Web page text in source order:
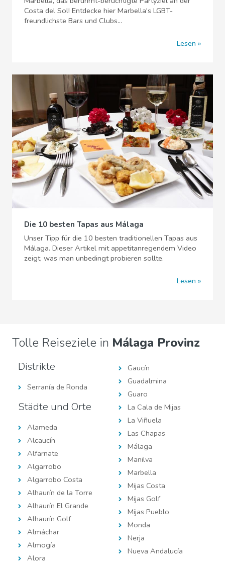
Costa del Sol! Entdecke hier Marbella's LGBT-
freundlichste Bars und Clubs...
Lesen
Die 10 besten Tapas aus Málaga
Unser Tipp für die 10 besten traditionellen Tapas aus
Málaga. Dieser Artikel mit appetitanregendem Video
zeigt, was man unbedingt probieren sollte.
Lesen
Tolle Reiseziele in Málaga Provinz
Distrikte
Serranía de Ronda
Städte und Orte
Alameda
Alcaucín
Alfarnate
Algarrobo
Algarrobo Costa
Alhaurín de la Torre
Alhaurín El Grande
Alhaurín Golf
Almáchar
Almogía
Alora
Gaucín
Guadalmina
Guaro
La Cala de Mijas
La Viñuela
Las Chapas
Málaga
Manilva
Marbella
Mijas Costa
Mijas Golf
Mijas Pueblo
Monda
Nerja
Nueva Andalucía